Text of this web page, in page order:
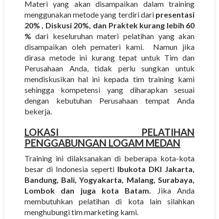
Materi yang akan disampaikan dalam training
menggunakan metode yang terdiri dari presentasi
20% , Diskusi 20%, dan Praktek kurang lebih 60
% dari keseluruhan materi pelatihan yang akan
disampaikan oleh pemateri kami. Namun jika
dirasa metode ini kurang tepat untuk Tim dan
Perusahaan Anda, tidak perlu sungkan untuk
mendiskusikan hal ini kepada tim training kami
sehingga kompetensi yang diharapkan sesuai
dengan kebutuhan Perusahaan tempat Anda
bekerja.
LOKASI PELATIHAN
PENGGABUNGAN LOGAM MEDAN
Training ini dilaksanakan di beberapa kota-kota
besar di Indonesia seperti Ibukota DKI Jakarta,
Bandung, Bali, Yogyakarta, Malang, Surabaya,
Lombok dan juga kota Batam. Jika Anda
membutuhkan pelatihan di kota lain silahkan
menghubungi tim marketing kami.